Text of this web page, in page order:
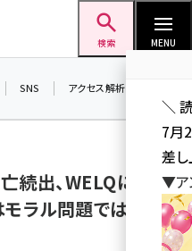
検索 MENU
SNS アクセス解析／データ分析
続出、WELQに続い
ラル問題ではなく
＼
7月
差し
▼ア